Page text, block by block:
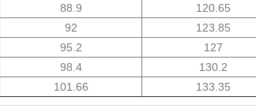
88.9 120.65
92 123.85
95.2 127
98.4 130.2
101.66 133.35